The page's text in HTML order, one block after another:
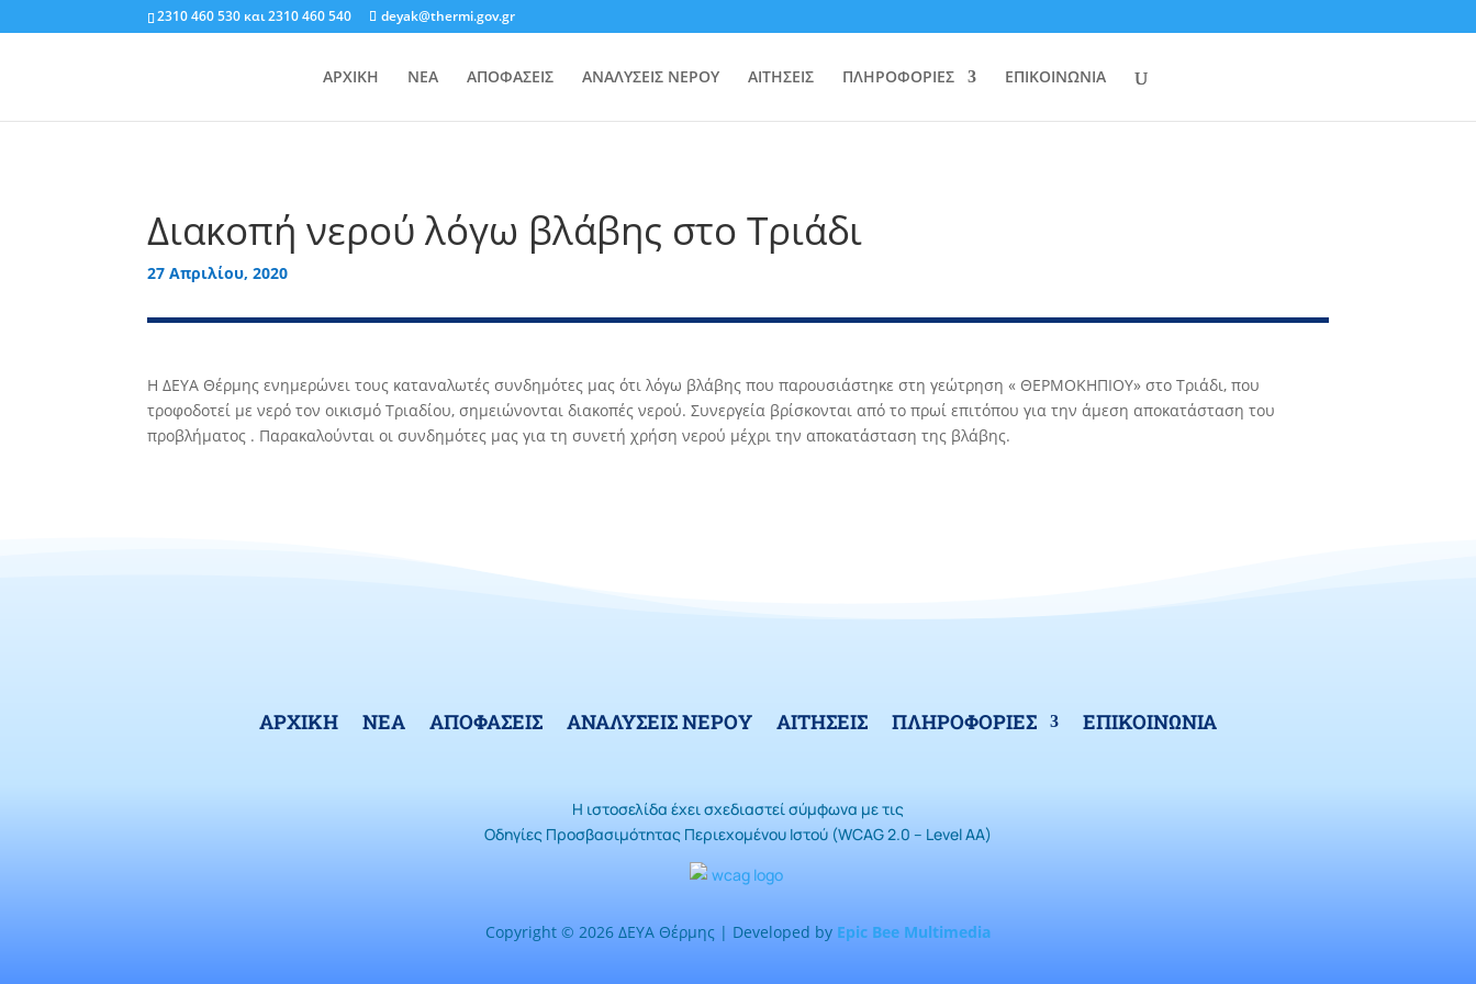
2310 460 530 και2310 460 540 deyak@thermi.gov.gr
ΑΡΧΙΚΗ ΝΕΑ ΑΠΟΦΑΣΕΙΣ ΑΝΑΛΥΣΕΙΣ ΝΕΡΟΥ ΑΙΤΗΣΕΙΣ ΠΛΗΡΟΦΟΡΙΕΣ ΕΠΙΚΟΙΝΩΝΙΑ
Διακοπή νερού λόγω βλάβης στο Τριάδι
27 Απριλίου, 2020
Η ΔΕΥΑ Θέρμης ενημερώνει τους καταναλωτές συνδημότες μας ότι λόγω βλάβης που παρουσιάστηκε στη γεώτρηση « ΘΕΡΜΟΚΗΠΙΟΥ» στο Τριάδι, που
τροφοδοτεί με νερό τον οικισμό Τριαδίου, σημειώνονται διακοπές νερού. Συνεργεία βρίσκονται από το πρωί επιτόπου για την άμεση αποκατάσταση του
προβλήματος . Παρακαλούνται οι συνδημότες μας για τη συνετή χρήση νερού μέχρι την αποκατάσταση της βλάβης.
ΑΡΧΙΚΗ ΝΕΑ ΑΠΟΦΑΣΕΙΣ ΑΝΑΛΥΣΕΙΣ ΝΕΡΟΥ ΑΙΤΗΣΕΙΣ ΠΛΗΡΟΦΟΡΙΕΣ ΕΠΙΚΟΙΝΩΝΙΑ
Η ιστοσελίδα έχει σχεδιαστεί σύμφωνα με τις
Οδηγίες Προσβασιμότητας Περιεχομένου Ιστού (WCAG 2.0 – Level AA)
Copyright © 2026 ΔΕΥΑ Θέρμης | Developed by Epic Bee Multimedia